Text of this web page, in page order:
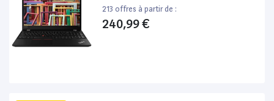
213 offres à partir de :
240,99 €